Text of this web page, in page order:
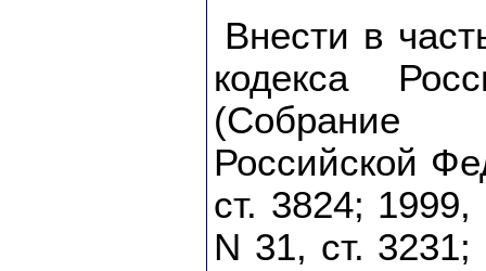
Внести в
кодекса
(Собрание
Российской
ст. 3824;
N 31, ст.